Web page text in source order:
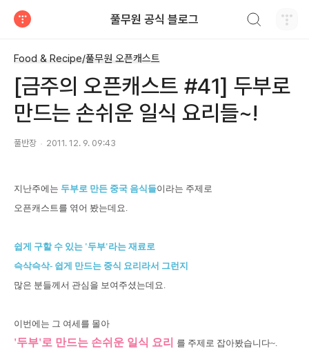
풀무원 공식 블로그
Food & Recipe/풀무원 오픈캐스트
[금주의 오픈캐스트 #41] 두부로
만드는 손쉬운 일식 요리들~!
풀반장 2011. 12. 9. 09:43
지난주에는 두부로 만든 중국 음식들이라는 주제로
오픈캐스트를 엮어 봤는데요.
쉽게 구할 수 있는 '두부'라는 재료로
슥삭슥삭- 쉽게 만드는 중식 요리라서 그런지
많은 분들께서 관심을 보여주셨는데요.
이번에는 그 여세를 몰아
'두부'로 만드는 손쉬운 일식 요리 를 주제로 잡아봤습니다~.